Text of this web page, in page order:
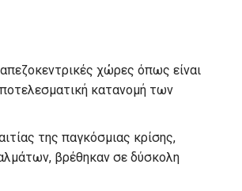
χώρες όπως είναι
κατανομή των
της παγκόσμιας κρίσης,
βρέθηκαν σε δύσκολη